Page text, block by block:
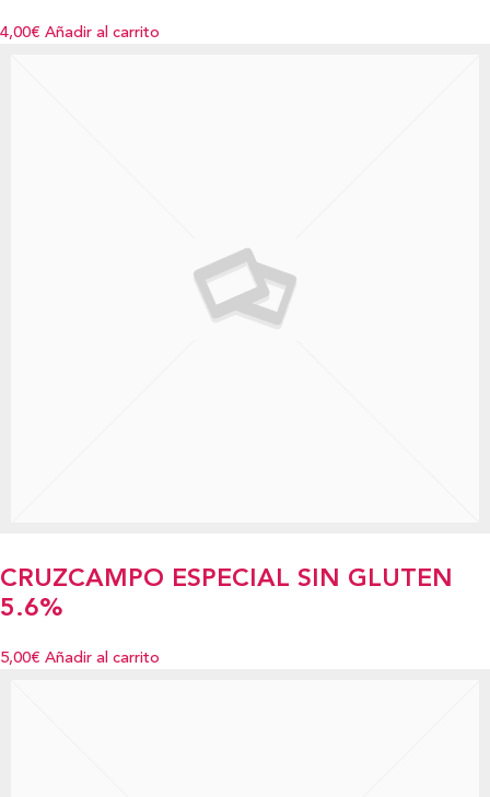
4,00€ Añadir al carrito
CRUZCAMPO ESPECIAL SIN GLUTEN
5.6%
5,00€ Añadir al carrito